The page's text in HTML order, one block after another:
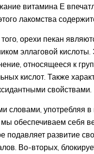
витамина Е
лакомства
орехи пекан
эллаговой кислоты.
относящееся к
кислот. Также
свойствами.
словами, употребляя
мы обеспечиваем себя
подавляет развитие
Во-вторых,